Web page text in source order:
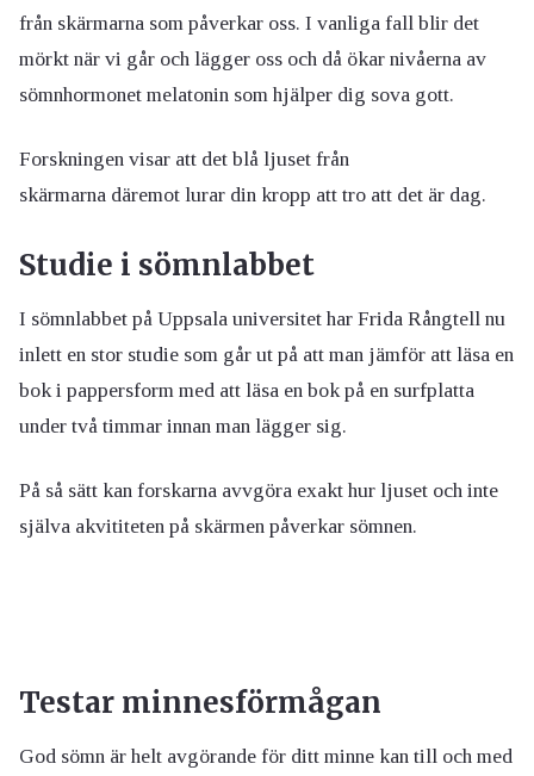
från skärmarna som påverkar oss. I vanliga fall blir det
mörkt när vi går och lägger oss och då ökar nivåerna av
sömnhormonet melatonin som hjälper dig sova gott.
Forskningen visar att det blå ljuset från
skärmarna däremot lurar din kropp att tro att det är dag.
Studie i sömnlabbet
I sömnlabbet på Uppsala universitet har Frida Rångtell nu
inlett en stor studie som går ut på att man jämför att läsa en
bok i pappersform med att läsa en bok på en surfplatta
under två timmar innan man lägger sig.
På så sätt kan forskarna avvgöra exakt hur ljuset och inte
själva akvititeten på skärmen påverkar sömnen.
Testar minnesförmågan
God sömn är helt avgörande för ditt minne kan till och med